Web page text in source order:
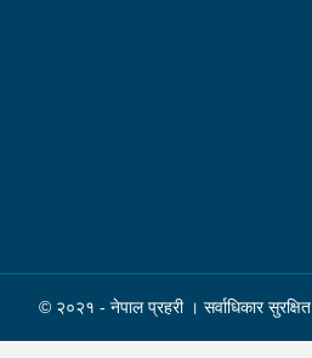
© २०२१ - नेपाल प्रहरी । सर्वाधिकार सुरक्षित